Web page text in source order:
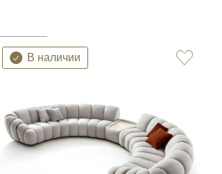
В наличии